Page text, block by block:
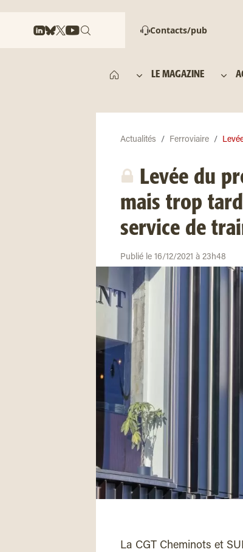
Contacts/pub
LE MAGAZINE
Actualités Ferroviaire
Levée du
mais trop
service de
Publié le 16/12/2021 à 23h48
La CGT Cheminots et